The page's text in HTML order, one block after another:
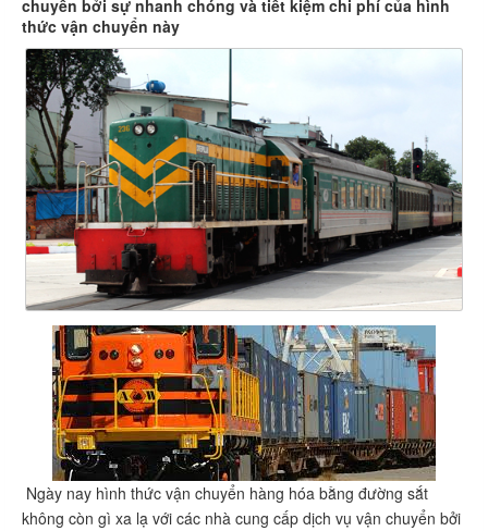
chuyển bởi sự nhanh chóng và tiết kiệm chi phí của hình
thức vận chuyển này
Ngày nay hình thức vận chuyển hàng hóa bằng đường sắt
không còn gì xa lạ với các nhà cung cấp dịch vụ vận chuyển bởi